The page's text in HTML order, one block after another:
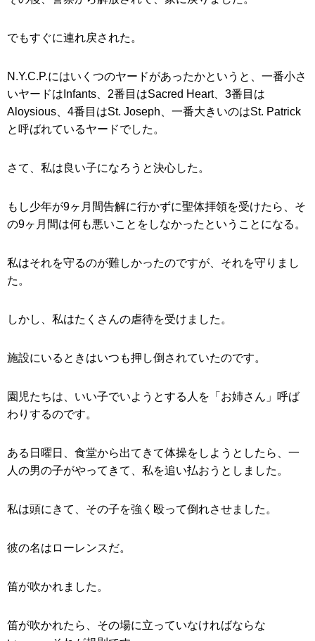
でもすぐに連れ戻された。
N.Y.C.P.にはいくつのヤードがあったかというと、一番小さ
いヤードはInfants、2番目はSacred Heart、3番目は
Aloysious、4番目はSt. Joseph、一番大きいのはSt. Patrick
と呼ばれているヤードでした。
さて、私は良い子になろうと決心した。
もし少年が9ヶ月間告解に行かずに聖体拝領を受けたら、そ
の9ヶ月間は何も悪いことをしなかったということになる。
私はそれを守るのが難しかったのですが、それを守りまし
た。
しかし、私はたくさんの虐待を受けました。
施設にいるときはいつも押し倒されていたのです。
園児たちは、いい子でいようとする人を「お姉さん」呼ば
わりするのです。
ある日曜日、食堂から出てきて体操をしようとしたら、一
人の男の子がやってきて、私を追い払おうとしました。
私は頭にきて、その子を強く殴って倒れさせました。
彼の名はローレンスだ。
笛が吹かれました。
笛が吹かれたら、その場に立っていなければならな